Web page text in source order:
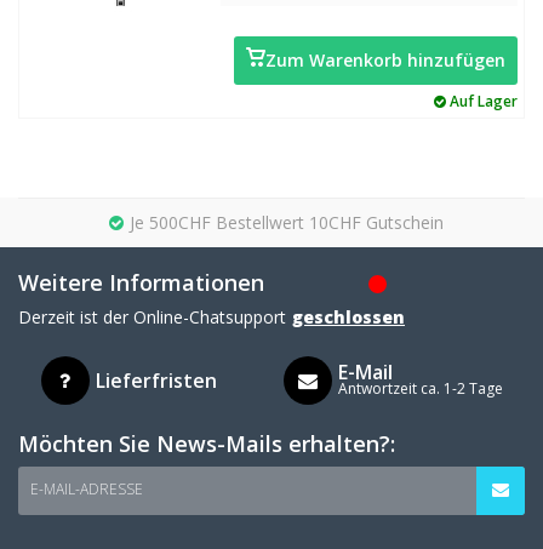
Zum Warenkorb hinzufügen
Auf Lager
Je 500CHF Bestellwert 10CHF Gutschein
Weitere Informationen
Derzeit ist der Online-Chatsupport geschlossen
Lieferfristen E-Mail
Antwortzeit ca. 1-2 Tage
Möchten Sie News-Mails erhalten?:
E-MAIL-ADRESSE